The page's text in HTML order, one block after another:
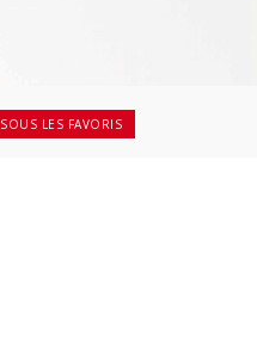
SOUS LES FAVORIS